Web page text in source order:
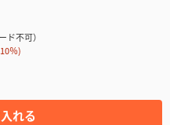
ド不可）
％)
れる